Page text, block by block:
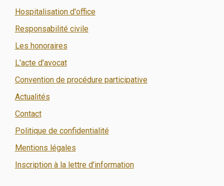
Hospitalisation d'office
Responsabilité civile
Les honoraires
L'acte d'avocat
Convention de procédure participative
Actualités
Contact
Politique de confidentialité
Mentions légales
Inscription à la lettre d'information